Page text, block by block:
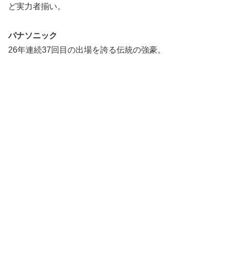
ど実力者揃い。
パナソニック
26年連続37回目の出場を誇る伝統の強豪。